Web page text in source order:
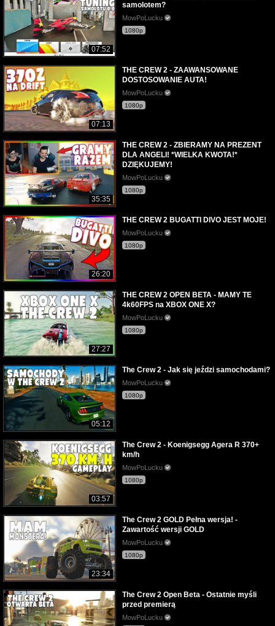
07:52
samolotem?
MowPoLucku
1080p
07:13
THE CREW 2 - ZAAWANSOWANE
DOSTOSOWANIE AUTA!
MowPoLucku
1080p
35:35
THE CREW 2 - ZBIERAMY NA PREZENT
DLA ANGELI! *WIELKA KWOTA!*
DZIĘKUJEMY!
MowPoLucku
1080p
26:20
THE CREW 2 BUGATTI DIVO JEST MOJE!
MowPoLucku
1080p
27:27
THE CREW 2 OPEN BETA - MAMY TE
4k60FPS na XBOX ONE X?
MowPoLucku
1080p
05:12
The Crew 2 - Jak się jeździ samochodami?
MowPoLucku
1080p
03:57
The Crew 2 - Koenigsegg Agera R 370+
km/h
MowPoLucku
1080p
23:34
The Crew 2 GOLD Pełna wersja! -
Zawartość wersji GOLD
MowPoLucku
1080p
The Crew 2 Open Beta - Ostatnie myśli
przed premierą
MowPoLucku